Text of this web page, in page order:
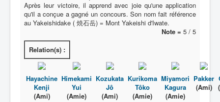
Après leur victoire, il apprend avec joie qu'une application
qu'il a conçue a gagné un concours. Son nom fait référence
au Yakeishidake ( 焼石岳) = Mont Yakeishi d'Iwate.
Note = 5 / 5
Relation(s) :
Hayachine
Kenji
(Ami)
Himekami
Yui
(Amie)
Kozukata
Jô
(Ami)
Kurikoma
Tôko
(Amie)
Miyamori
Kagura
(Amie)
Pakker
(Ami)